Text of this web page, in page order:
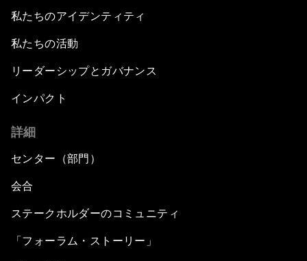
私たちのアイデンティティ
私たちの活動
リーダーシップとガバナンス
インパクト
詳細
センター（部門）
会合
ステークホルダーのコミュニティ
「フォーラム・ストーリー」